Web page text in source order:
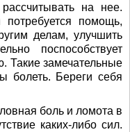
на нее.
помощь,
делам, улучшить
поспособствует
Такие замечательные
болеть. Береги себя
боль и ломота в
каких-либо сил.